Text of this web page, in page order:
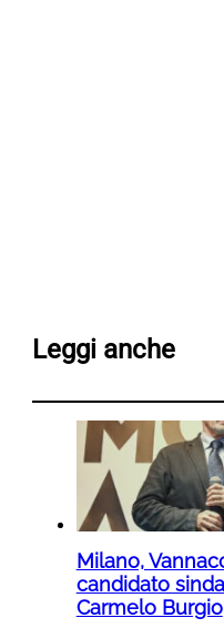
Leggi anche
Milano,
candidato
Carmelo Burgio